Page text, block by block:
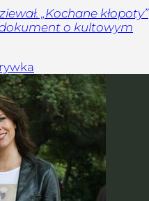
„Kochane kłopoty”
o kultowym